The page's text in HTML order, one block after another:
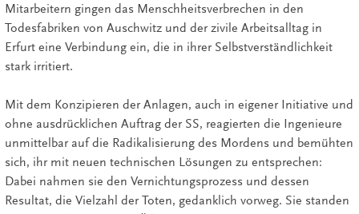
Mitarbeitern gingen das Menschheitsverbrechen in den
Todesfabriken von Auschwitz und der zivile Arbeitsalltag in
Erfurt eine Verbindung ein, die in ihrer Selbstverständlichkeit
stark irritiert.
Mit dem Konzipieren der Anlagen, auch in eigener Initiative und
ohne ausdrücklichen Auftrag der SS, reagierten die Ingenieure
unmittelbar auf die Radikalisierung des Mordens und bemühten
sich, ihr mit neuen technischen Lösungen zu entsprechen:
Dabei nahmen sie den Vernichtungsprozess und dessen
Resultat, die Vielzahl der Toten, gedanklich vorweg. Sie standen